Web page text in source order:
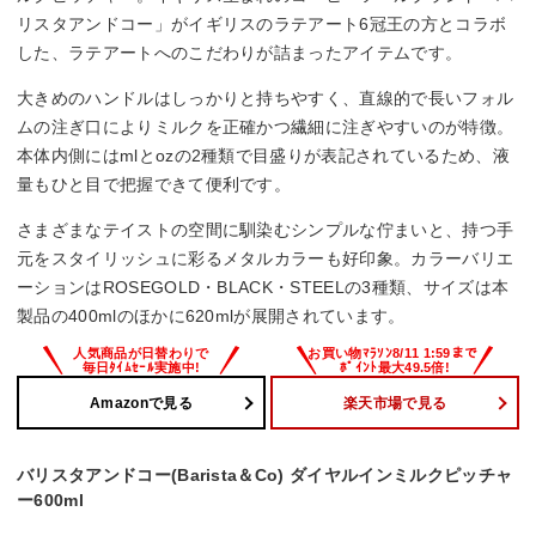
リスタアンドコー」がイギリスのラテアート6冠王の方とコラボ
した、ラテアートへのこだわりが詰まったアイテムです。
大きめのハンドルはしっかりと持ちやすく、直線的で長いフォル
ムの注ぎ口によりミルクを正確かつ繊細に注ぎやすいのが特徴。
本体内側にはmlとozの2種類で目盛りが表記されているため、液
量もひと目で把握できて便利です。
さまざまなテイストの空間に馴染むシンプルな佇まいと、持つ手
元をスタイリッシュに彩るメタルカラーも好印象。カラーバリエ
ーションはROSEGOLD・BLACK・STEELの3種類、サイズは本
製品の400mlのほかに620mlが展開されています。
Amazonで見る 楽天市場で見る
バリスタアンドコー(Barista＆Co) ダイヤルインミルクピッチャ
ー600ml